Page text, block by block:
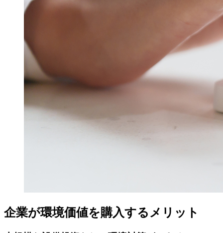
企業が環境価値を購入するメリット